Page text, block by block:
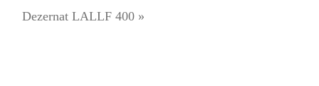
Dezernat LALLF 400 »